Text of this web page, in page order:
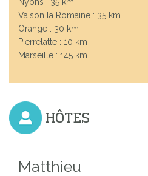
Previous
Vaison la Romaine : 35 km
Orange : 30 km
Pierrelatte : 10 km
Marseille : 145 km
HÔTES
Matthieu